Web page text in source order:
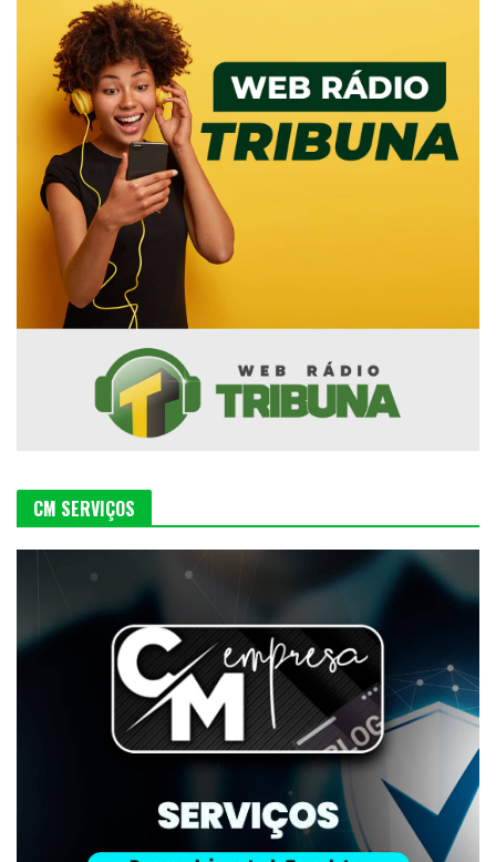
CM SERVIÇOS